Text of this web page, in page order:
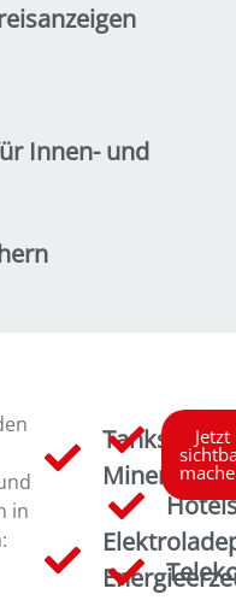
Innen- und
in
Tankstellen,
Jetzt